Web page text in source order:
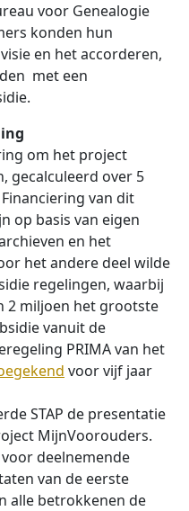
voor Genealogie
konden hun
en het accorderen,
met een
om het project
gecalculeerd over 5
van dit
op basis van eigen
en het
het andere deel wilde
regelingen, waarbij
2 miljoen het grootste
vanuit de
PRIMA van het
voor vijf jaar
STAP de presentatie
MijnVoorouders.
voor deelnemende
van de eerste
alle betrokkenen de